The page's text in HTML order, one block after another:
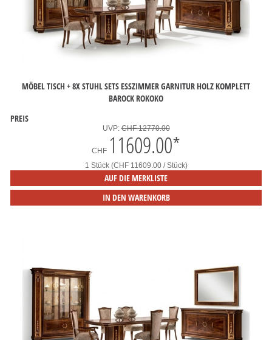
MÖBEL TISCH + 8X STUHL SETS ESSZIMMER GARNITUR HOLZ KOMPLETT
BAROCK ROKOKO
PREIS
UVP:CHF 12770.00
CHF 11609.00*
1 Stück (CHF 11609.00 / Stück)
AUF DIE MERKLISTE
IN DEN WARENKORB